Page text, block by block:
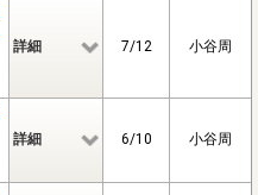
詳細 7/12 小谷周
詳細 6/10 小谷周